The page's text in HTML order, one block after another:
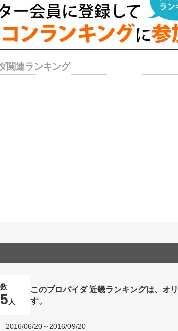
関連ランキング
人
このプロバイダ 近畿ランキングは、オ
す。
2016/06/20～2016/09/20